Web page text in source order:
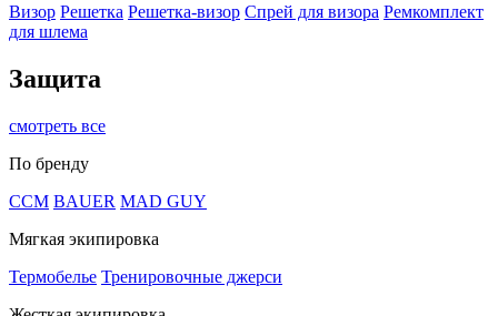
Визор Решетка Решетка-визор Спрей для визора Ремкомплект
для шлема
Защита
смотреть все
По бренду
CCM BAUER MAD GUY
Мягкая экипировка
Термобелье Тренировочные джерси